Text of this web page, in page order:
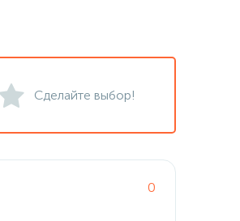
Сделайте выбор!
0